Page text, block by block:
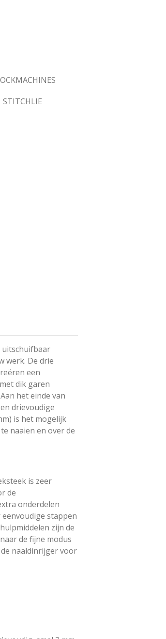
STITCHLIE
uitschuifbaar
werk. De drie
een
dik garen
het einde van
drievoudige
is het mogelijk
naaien en over de
is zeer
de
onderdelen
eenvoudige stappen
zijn de
de fijne modus
naaldinrijger voor